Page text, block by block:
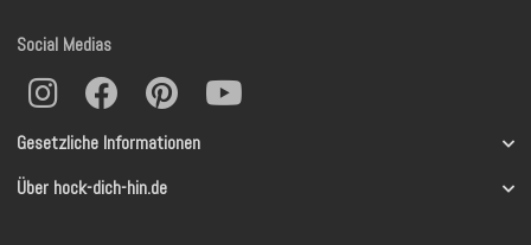
Gesetzliche Informationen
Über hock-dich-hin.de
Social Medias